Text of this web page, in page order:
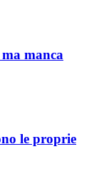
manca
le proprie